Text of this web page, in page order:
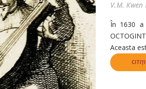
V.M. Kwen
În 1630 a
Aceasta
CITIȚI